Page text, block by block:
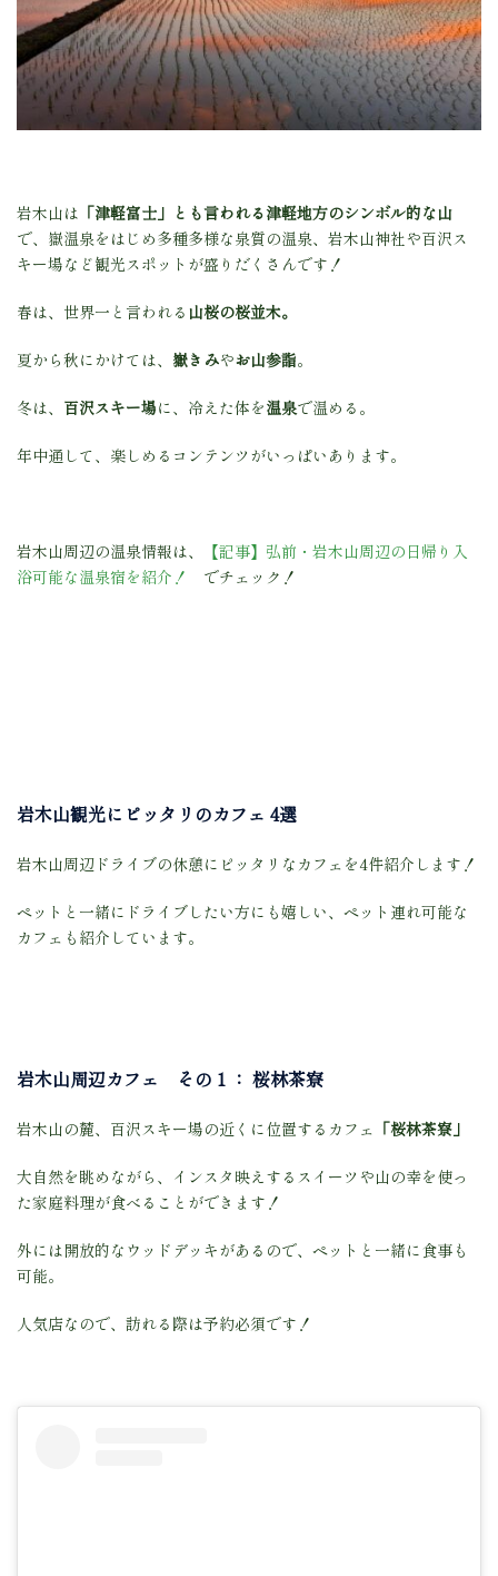
岩木山は 「津軽富士」とも言われる津軽地方のシンボル的な山
で、嶽温泉をはじめ多種多様な泉質の温泉、岩木山神社や百沢ス
キー場など観光スポットが盛りだくさんです！
春は、世界一と言われる 山桜の桜並木。
夏から秋にかけては、 嶽きみやお山参詣。
冬は、 百沢スキー場に、冷えた体を温泉で温める。
年中通して、楽しめるコンテンツがいっぱいあります。
岩木山周辺の温泉情報は、
【記事】弘前・岩木山周辺の日帰り入
浴可能な温泉宿を紹介！
でチェック！
岩木山観光にピッタリのカフェ 4選
岩木山周辺ドライブの休憩にピッタリなカフェを4件紹介します！
ペットと一緒にドライブしたい方にも嬉しい、ペット連れ可能な
カフェも紹介しています。
岩木山周辺カフェ その１： 桜林茶寮
岩木山の麓、百沢スキー場の近くに位置するカフェ 「桜林茶寮」
大自然を眺めながら、インスタ映えするスイーツや山の幸を使っ
た家庭料理が食べることができます！
外には開放的なウッドデッキがあるので、ペットと一緒に食事も
可能。
人気店なので、訪れる際は予約必須です！